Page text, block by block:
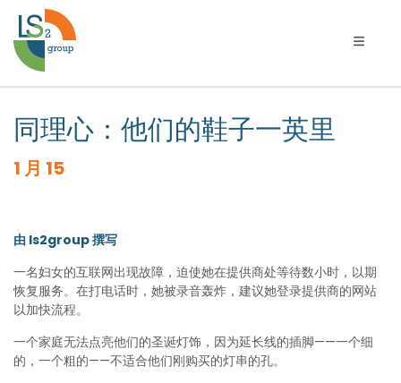
切换导
同理心：他们的鞋子一英里
1 月 15
由 ls2group 撰写
一名妇女的互联网出现故障，迫使她在提供商处等待数小时，以期
恢复服务。在打电话时，她被录音轰炸，建议她登录提供商的网站
以加快流程。
一个家庭无法点亮他们的圣诞灯饰，因为延长线的插脚——一个细
的，一个粗的——不适合他们刚购买的灯串的孔。